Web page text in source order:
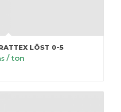
LÖST 0-5
/ ton